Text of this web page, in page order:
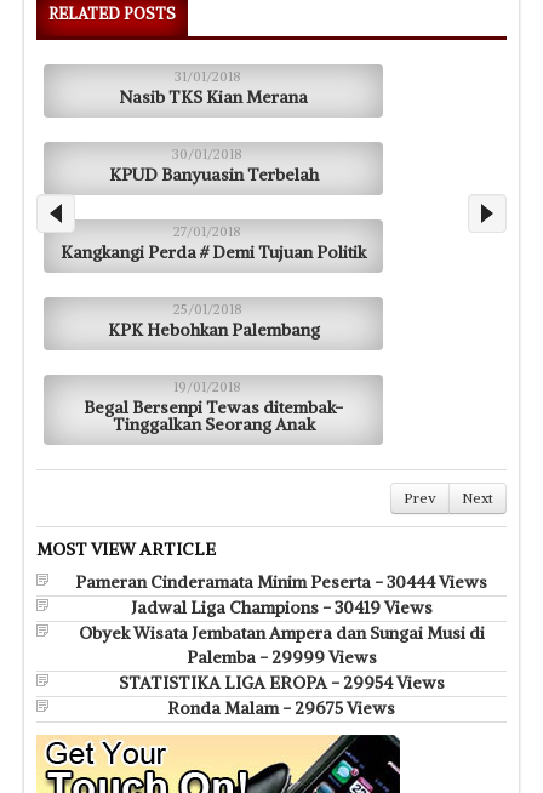
RELATED POSTS
31/01/2018
Nasib TKS Kian Merana
30/01/2018
KPUD Banyuasin Terbelah
27/01/2018
Kangkangi Perda # Demi Tujuan Politik
25/01/2018
KPK Hebohkan Palembang
19/01/2018
Begal Bersenpi Tewas ditembak-
Tinggalkan Seorang Anak
Prev Next
MOST VIEW ARTICLE
Pameran Cinderamata Minim Peserta - 30444 Views
Jadwal Liga Champions - 30419 Views
Obyek Wisata Jembatan Ampera dan Sungai Musi di
Palemba - 29999 Views
STATISTIKA LIGA EROPA - 29954 Views
Ronda Malam - 29675 Views